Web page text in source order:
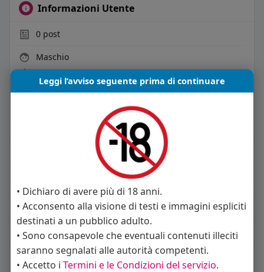
Informazioni Utente
0post
Maschio
Vive in Italia
donne
Album (0)
Seguiti(10)
Leggi l’avviso seguente prima di continuare
• Dichiaro di avere più di 18 anni.
• Acconsento alla visione di testi e immagini espliciti
destinati a un pubblico adulto.
• Sono consapevole che eventuali contenuti illeciti
saranno segnalati alle autorità competenti.
• Accetto i Termini e le Condizioni del servizio.